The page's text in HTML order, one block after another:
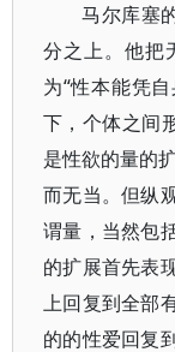
马尔库塞
分之上。他把
为“性本能凭
下，个体之间
是性欲的量的
而无当。但纵
谓量，当然包
的扩展首先表
上回复到全部
的的性爱回复